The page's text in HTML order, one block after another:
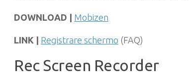
DOWNLOAD | Mobizen
LINK | Registrare schermo (FAQ)
Rec Screen Recorder